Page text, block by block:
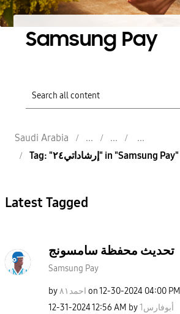
Samsung Pay
Saudi Arabia
Tag: "إرشاداتي٢٤" in "Samsung Pay"
Latest Tagged
تحديث محفظة سامسونج
Samsung Pay
by احمد٨١ on‎12-30-2024 04:00 PM
‎12-31-202412:56 AM by أبوفارس1